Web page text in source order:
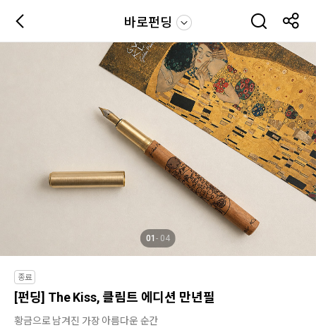
바로펀딩
01 04
종료
[펀딩] The Kiss, 클림트 에디션 만년필
황금으로 남겨진 가장 아름다운 순간